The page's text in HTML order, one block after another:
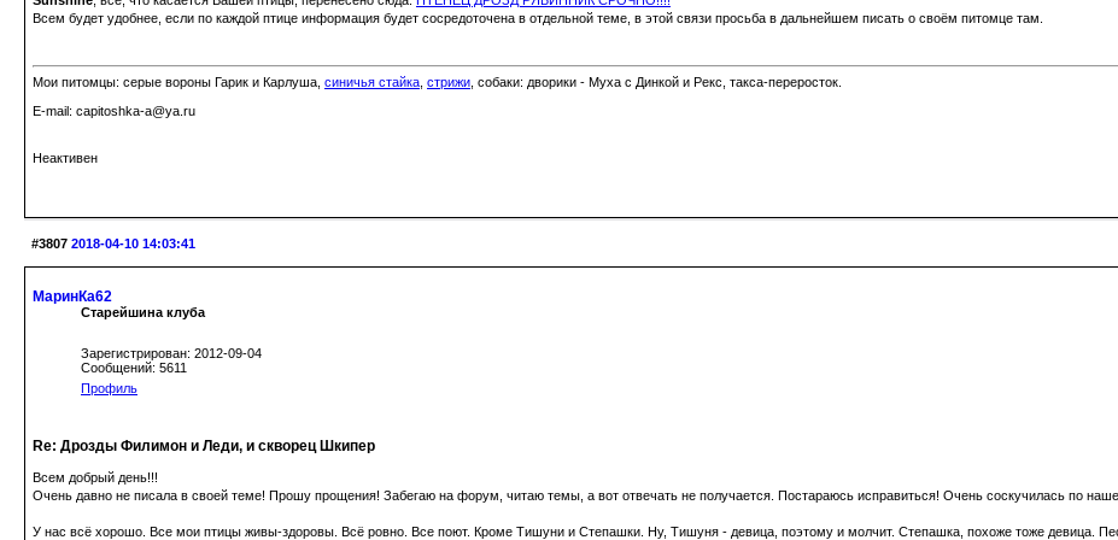
Всем будет удобнее, если по каждой птице информация будет сосредоточена в отдельной теме, в этой связи просьба в дальнейшем писать о своём питомце там.
Мои питомцы: серые вороны Гарик и Карлуша, синичья стайка стрижи , собаки: дворики - Муха с Динкой и Рекс, такса-переросток.
Е-mail: capitoshka-a@ya.ru
Неактивен
#3807 2018-04-10 14:03:41
МаринКа62
Старейшина клуба
Зарегистрирован: 2012-09-04
Сообщений: 5611
Профиль
Re: Дрозды Филимон и Леди, и скворец Шкипер
Всем добрый день!!!
Очень давно не писала в своей теме! Прошу прощения! Забегаю на форум, читаю темы, а вот отвечать не получается. Постараюсь исправиться! Очень соскучилась по
У нас всё хорошо. Все мои птицы живы-здоровы. Всё ровно. Все поют. Кроме Тишуни и Степашки. Ну, Тишуня - девица, поэтому и молчит. Степашка, похоже тоже девица.